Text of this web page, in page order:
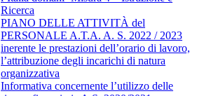
Ricerca
PIANO DELLE ATTIVITÀ del
PERSONALE A.T.A. A. S. 2022 / 2023
inerente le prestazioni dell’orario di lavoro,
l’attribuzione degli incarichi di natura
organizzativa
Informativa concernente l’utilizzo delle